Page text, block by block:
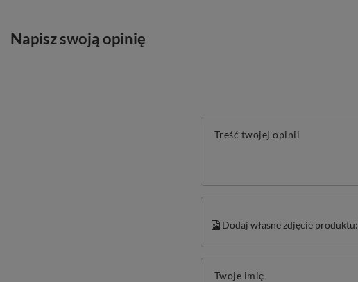
Napisz swoją opinię
Treść twojej opinii
Dodaj własne zdjęcie produktu:
Twoje imię